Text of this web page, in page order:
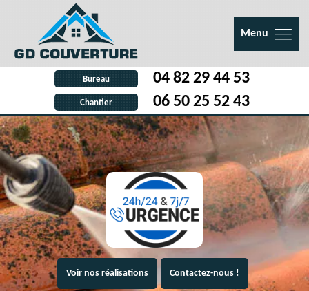
Menu
Bureau 04 82 29 44 53
Chantier 06 50 25 52 43
Voir nos réalisations Contactez-nous !